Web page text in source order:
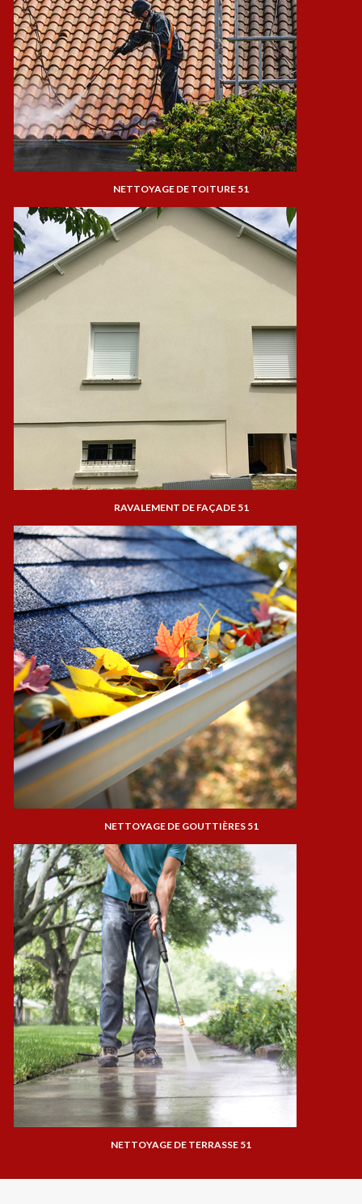
NETTOYAGE DE TOITURE 51
RAVALEMENT DE FAÇADE 51
NETTOYAGE DE GOUTTIÈRES 51
NETTOYAGE DE TERRASSE 51